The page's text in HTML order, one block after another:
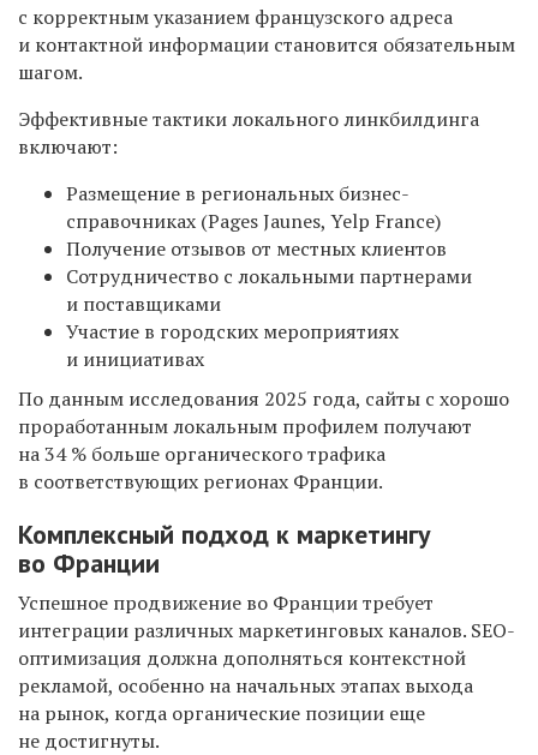
с корректным указанием французского адреса
и контактной информации становится обязательным
шагом.
Эффективные тактики локального линкбилдинга
включают:
Размещение в региональных бизнес-
справочниках (Pages Jaunes, Yelp France)
Получение отзывов от местных клиентов
Сотрудничество с локальными партнерами
и поставщиками
Участие в городских мероприятиях
и инициативах
По данным исследования 2025 года, сайты с хорошо
проработанным локальным профилем получают
на 34 % больше органического трафика
в соответствующих регионах Франции.
Комплексный подход к маркетингу
во Франции
Успешное продвижение во Франции требует
интеграции различных маркетинговых каналов. SEO-
оптимизация должна дополняться контекстной
рекламой, особенно на начальных этапах выхода
на рынок, когда органические позиции еще
не достигнуты.